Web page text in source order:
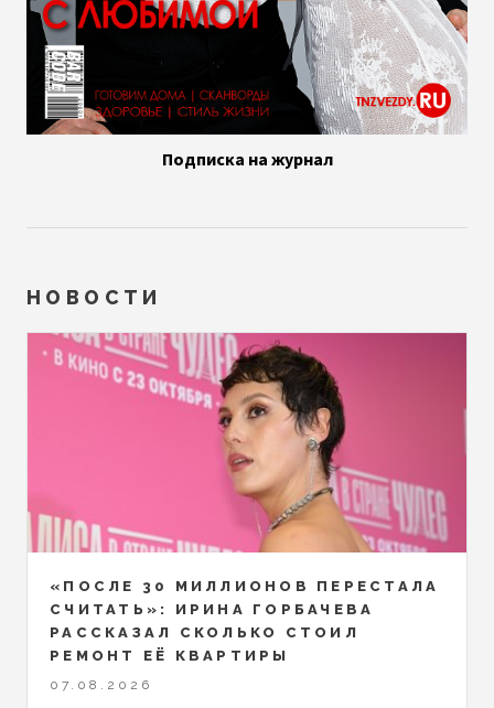
Подписка на журнал
НОВОСТИ
«ПОСЛЕ 30 МИЛЛИОНОВ ПЕРЕСТАЛА
СЧИТАТЬ»: ИРИНА ГОРБАЧЕВА
РАССКАЗАЛ СКОЛЬКО СТОИЛ
РЕМОНТ ЕЁ КВАРТИРЫ
07.08.2026